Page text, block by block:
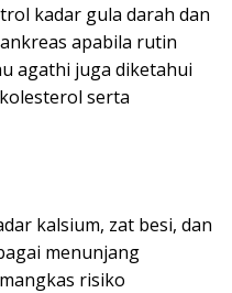
kadar gula darah dan
apabila rutin
agathi juga diketahui
serta
kalsium, zat besi, dan
menunjang
risiko